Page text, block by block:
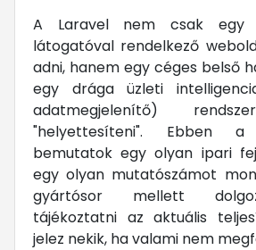
A Laravel nem csak egy
látogatóval rendelkező
adni, hanem egy céges belső
egy drága üzleti
adatmegjelenítő)
"helyettesíteni". Ebben a
bemutatok egy olyan ipari
egy olyan mutatószámot
gyártósor mellett
tájékoztatni az aktuális
jelez nekik, ha valami nem